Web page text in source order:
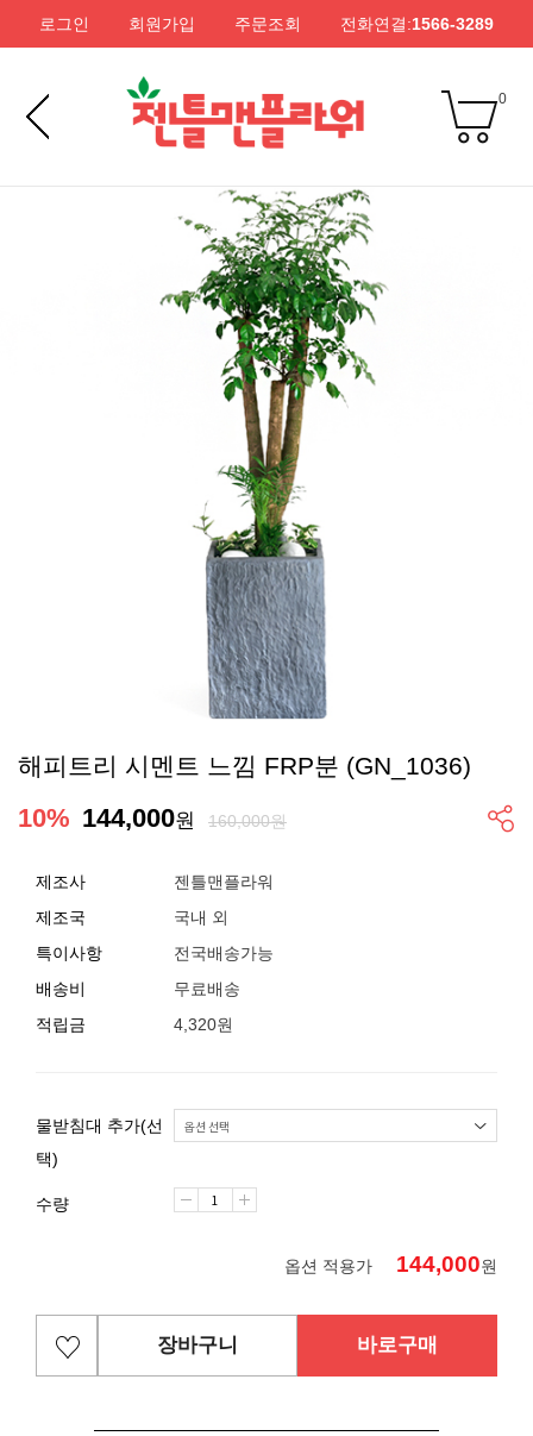
로그인 회원가입 주문조회 전화연결:1566-3289
0
해피트리 시멘트 느낌 FRP분 (GN_1036)
10% 144,000원 160,000원
제조사
젠틀맨플라워
제조국
국내 외
특이사항
전국배송가능
배송비
무료배송
적립금
4,320원
물받침대 추가(선
택)
수량
옵션 적용가 144,000원
장바구니 바로구매